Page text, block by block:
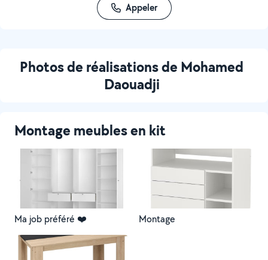
Appeler
Photos de réalisations de Mohamed
Daouadji
Montage meubles en kit
Ma job préféré ❤️ Montage